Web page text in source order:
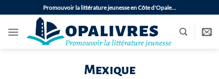
au
contenu
Promouvoir la littérature jeunesse en Côte d'Opale…
Mexique